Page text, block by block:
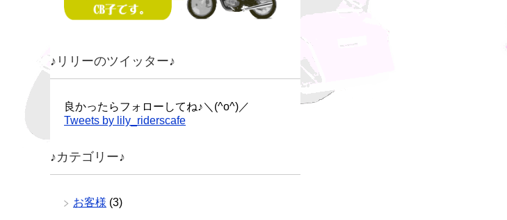
♪リリーのツイッター♪
良かったらフォローしてね♪＼(^o^)／
Tweets by lily_riderscafe
♪カテゴリー♪
お客様 (3)